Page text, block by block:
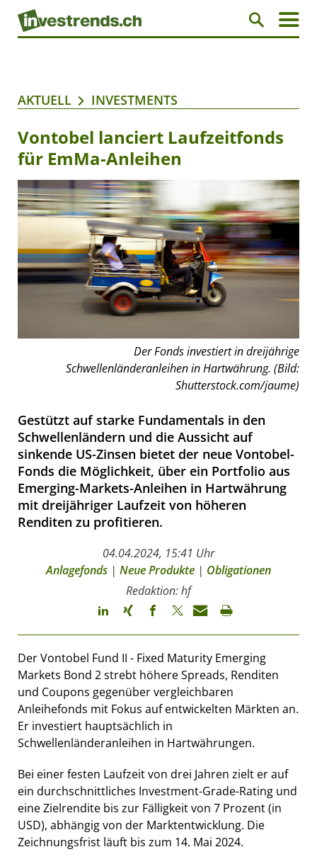
AKTUELL INVESTMENTS
Vontobel lanciert Laufzeitfonds
für EmMa-Anleihen
Der Fonds investiert in dreijährige
Schwellenländeranleihen in Hartwährung. (Bild:
Shutterstock.com/jaume)
Gestützt auf starke Fundamentals in den
Schwellenländern und die Aussicht auf
sinkende US-Zinsen bietet der neue Vontobel-
Fonds die Möglichkeit, über ein Portfolio aus
Emerging-Markets-Anleihen in Hartwährung
mit dreijähriger Laufzeit von höheren
Renditen zu profitieren.
04.04.2024, 15:41 Uhr
Anlagefonds | Neue Produkte | Obligationen
Redaktion: hf
Der Vontobel Fund II - Fixed Maturity Emerging
Markets Bond 2 strebt höhere Spreads, Renditen
und Coupons gegenüber vergleichbaren
Anleihefonds mit Fokus auf entwickelten Märkten an.
Er investiert hauptsächlich in
Schwellenländeranleihen in Hartwährungen.
Bei einer festen Laufzeit von drei Jahren zielt er auf
ein durchschnittliches Investment-Grade-Rating und
eine Zielrendite bis zur Fälligkeit von 7 Prozent (in
USD), abhängig von der Marktentwicklung. Die
Zeichnungsfrist läuft bis zum 14. Mai 2024.